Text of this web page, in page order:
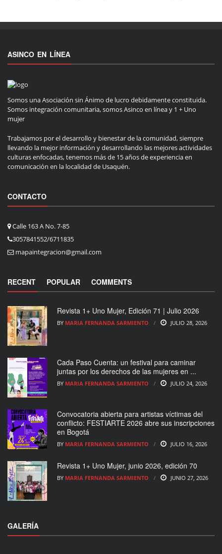
ASINCO EN LÍNEA
Somos una Asociación sin Ánimo de lucro debidamente constituida.
Somos integración comunitaria, somos Asinco en línea y 1 + Uno
mujer
Trabajamos por el desarrollo y bienestar de la comunidad, siempre
llevando la mejor información y desarrollando las mejores actividades
culturas enfocadas, tenemos más de 15 años de experiencia en
comunicación en la localidad de Usaquén.
CONTACTO
Calle 163 A No. 7-85
3057841552/6711835
mapaintegracion@gmail.com
RECENT POPULAR COMMENTS
Revista 1+ Uno Mujer, Edición 71 | Julio 2026
BY MARIA FERNANDA SARMIENTO JULIO 28, 2026
Cada Paso Cuenta: un festival para caminar
juntas por los derechos de las mujeres en ...
BY MARIA FERNANDA SARMIENTO JULIO 24, 2026
Convocatoria abierta para artistas víctimas del
conflicto: FESTIARTE 2026 abre sus inscripciones
en Bogotá
BY MARIA FERNANDA SARMIENTO JULIO 16, 2026
Revista 1+ Uno Mujer, junio 2026, edición 70
BY MARIA FERNANDA SARMIENTO JUNIO 27, 2026
GALERÍA